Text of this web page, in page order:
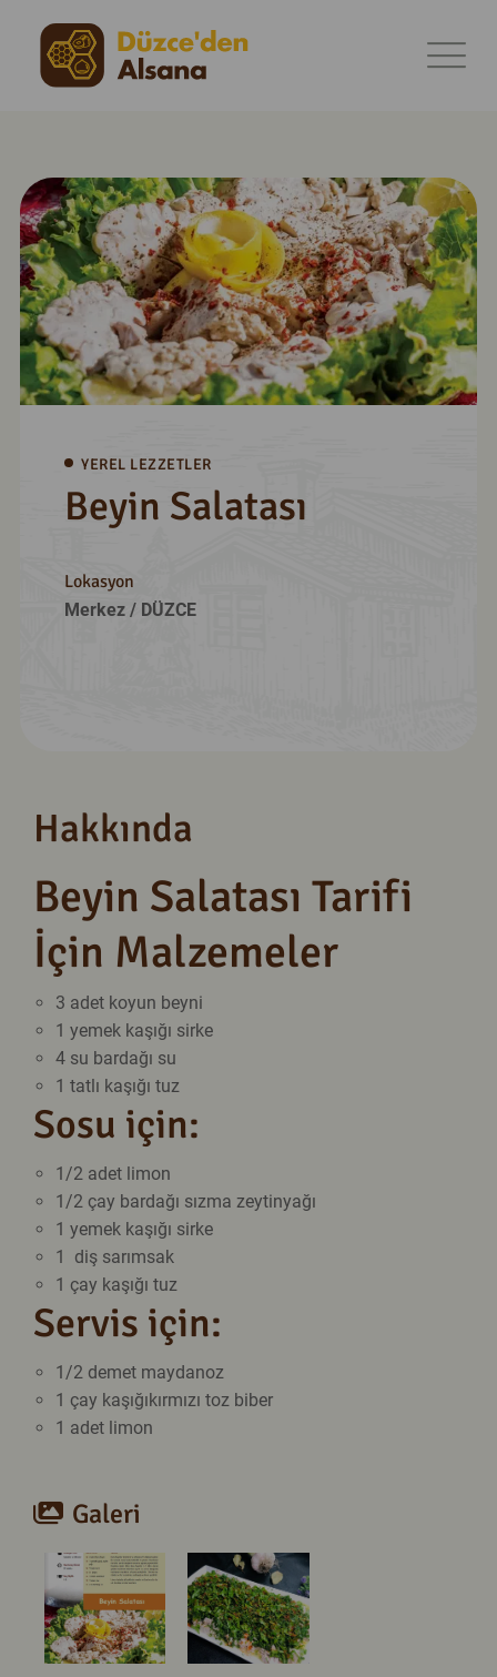
YEREL LEZZETLER
Beyin Salatası
Lokasyon
Merkez / DÜZCE
Hakkında
Beyin Salatası Tarifi
İçin Malzemeler
3 adet koyun beyni
1 yemek kaşığı sirke
4 su bardağı su
1 tatlı kaşığı tuz
Sosu için:
1/2 adet limon
1/2 çay bardağı sızma zeytinyağı
1 yemek kaşığı sirke
1 diş sarımsak
1 çay kaşığı tuz
Servis için:
1/2 demet maydanoz
1 çay kaşığıkırmızı toz biber
1 adet limon
Galeri